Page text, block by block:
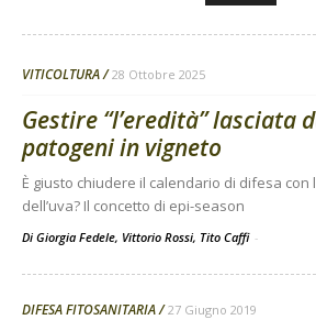
VITICOLTURA 28 Ottobre 2025
Gestire “l’eredità” lasciata
patogeni in vigneto
È giusto chiudere il calendario di difesa con
dell’uva? Il concetto di epi-season
Di Giorgia Fedele, Vittorio Rossi, Tito Caffi -
DIFESA FITOSANITARIA 27 Giugno 2019